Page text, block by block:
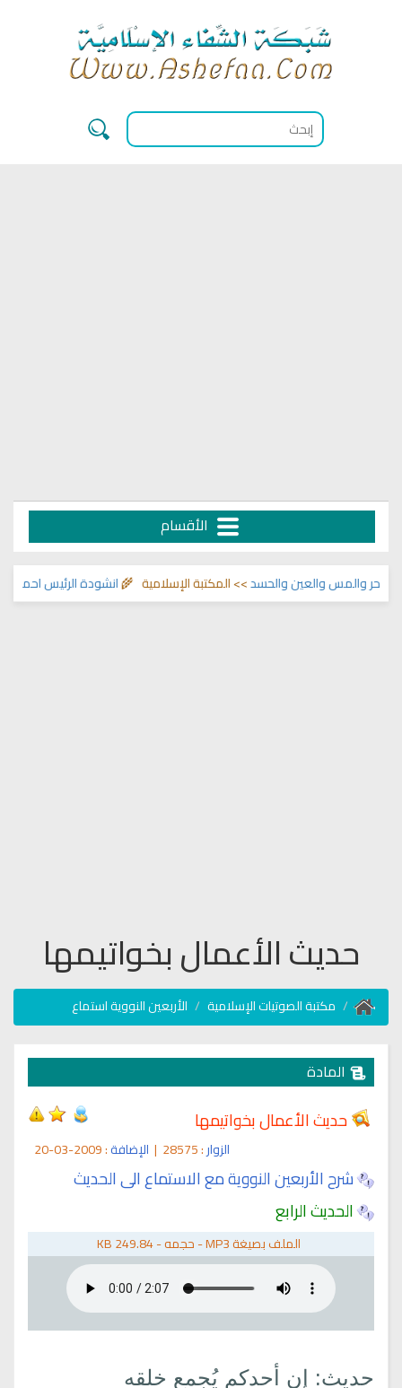
الأقسام
انشودة الرئيس احمد الشرع>> والعين والحسد>> المكتبة الإسلامية 🌾
حديث الأعمال بخواتيمها
مكتبة الصوتيات الإسلامية الأربعين النووية استماع
المادة
حديث الأعمال بخواتيمها
الزوار: 28575
| الإضافة: 2009-03-20
شرح الأربعين النووية مع الاستماع الى الحديث
الحديث الرابع
الملف بصيغة -حجمه -249.84 KB
حديث: إن أحدكم يُجمع خلقه